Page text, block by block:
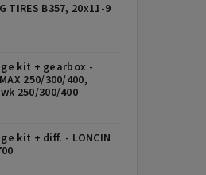
TIRES B357, 20x11-9
kit + gearbox -
250/300/400,
250/300/400
kit + diff. - LONCIN